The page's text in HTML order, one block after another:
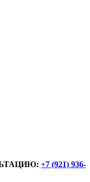
+7 (921) 936-